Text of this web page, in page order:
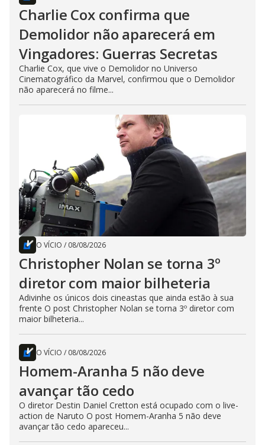
Charlie Cox confirma que
Demolidor não aparecerá em
Vingadores: Guerras Secretas
Charlie Cox, que vive o Demolidor no Universo
Cinematográfico da Marvel, confirmou que o Demolidor
não aparecerá no filme...
O VÍCIO / 08/08/2026
Christopher Nolan se torna 3º
diretor com maior bilheteria
Adivinhe os únicos dois cineastas que ainda estão à sua
frente O post Christopher Nolan se torna 3º diretor com
maior bilheteria...
O VÍCIO / 08/08/2026
Homem-Aranha 5 não deve
avançar tão cedo
O diretor Destin Daniel Cretton está ocupado com o live-
action de Naruto O post Homem-Aranha 5 não deve
avançar tão cedo apareceu...